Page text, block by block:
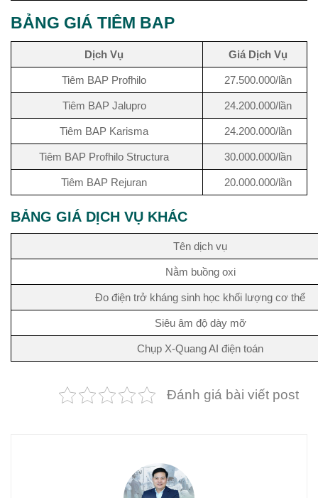
BẢNG GIÁ TIÊM BAP
Dịch Vụ Giá Dịch Vụ
Tiêm BAP Profhilo 27.500.000/lần
Tiêm BAP Jalupro 24.200.000/lần
Tiêm BAP Karisma 24.200.000/lần
Tiêm BAP Profhilo Structura 30.000.000/lần
Tiêm BAP Rejuran 20.000.000/lần
BẢNG GIÁ DỊCH VỤ KHÁC
Tên dịch vụ
Nằm buồng oxi
Đo điện trở kháng sinh học khối lượng cơ thể
Siêu âm độ dày mỡ
Chụp X-Quang AI điện toán
Đánh giá bài viết post